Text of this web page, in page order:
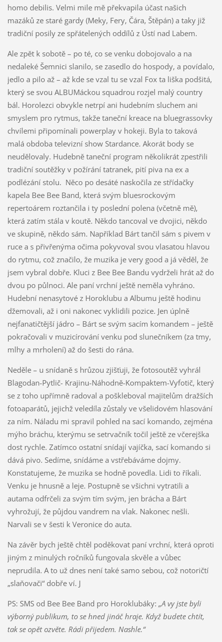
homo debilis. Velmi mile mě překvapila účast našich
mazáků ze staré gardy (Meky, Fery, Čára, Štěpán) a taky již
tradiční posily ze spřátelených oddílů z Ústí nad Labem.
Ale zpět k sobotě – po té, co se venku dobojovalo a na
nedaleké Šemnici slanilo, se zasedlo do hospody, a povídalo,
jedlo a pilo až – až kde se vzal tu se vzal Fox ta liška podšitá,
který se svou ALBUMáckou squadrou rozjel malý country
bál. Horolezci obvykle netrpí ani hudebním sluchem ani
smyslem pro rytmus, takže taneční kreace na bluegrassovky
chvílemi připomínali powerplay v hokeji. Byla to taková
malá obdoba televizní show Stardance. Akorát body se
neudělovaly. Hudebně taneční program několikrát zpestřili
tradiční soutěžky v požírání tatranek, pití piva na ex a
podlézání stolu. Něco po desáté naskočila ze střídačky
kapela Bee Bee Band, která svým bluesrockovým
repertoárem roztančila i ty poslední polena (včetně mě),
která zatím stála v koutě. Někdo tancoval ve dvojici, někdo
ve skupině, někdo sám. Například Bárt tančil sám s pivem v
ruce a s přivřenýma očima pokyvoval svou vlasatou hlavou
do rytmu, což značilo, že muzika je very good a já věděl, že
jsem vybral dobře. Kluci z Bee Bee Bandu vydrželi hrát až do
dvou po půlnoci. Ale paní vrchní ještě neměla vyhráno.
Hudební nenasytové z Horoklubu a Albumu ještě hodinu
džemovali, až i oni nakonec vyklidili pozice. Jen úplně
nejfanatičtější jádro – Bárt se svým sacím komandem – ještě
pokračovali v muzicírování venku pod slunečníkem (za tmy,
mlhy a mrholení) až do šesti do rána.
Neděle – u snídaně s hrůzou zjišťuji, že fotosoutěž vyhrál
Blagodan-Pytlič- Krajinu-Náhodně-Kompaktem-Vyfotič, který
se z toho upřímně radoval a poškleboval majitelům dražších
fotoaparátů, jejichž veledíla zůstaly ve všelidovém hlasování
za ním. Náladu mi spravil pohled na sací komando, zejména
mýho bráchu, kterýmu se setrvačník točil ještě ze včerejška
dost rychle. Zatímco ostatní snídají vajíčka, sací komando si
dává pivo. Sedíme, snídáme a vstřebáváme dojmy.
Konstatujeme, že muzika se hodně povedla. Lidi to říkali.
Venku je hnusně a leje. Postupně se všichni vytratili a
autama odfrčeli za svým tím svým, jen brácha a Bárt
vyhrožují, že půjdou vandrem na vlak. Nakonec nešli.
Narvali se v šesti k Veronice do auta.
Na závěr bych ještě chtěl poděkovat paní vrchní, která oproti
jiným z minulých ročníků fungovala skvěle a vůbec
neprudila. A to už dnes není také samo sebou, což notoričtí
„slaňovači“ dobře ví. J
PS: SMS od Bee Bee Band pro Horoklubáky: „A vy jste byli
výborný publikum, to se hned jináč hraje. Když budete chtít,
tak se opět ozvěte. Rádi přijedem. Nashle.“